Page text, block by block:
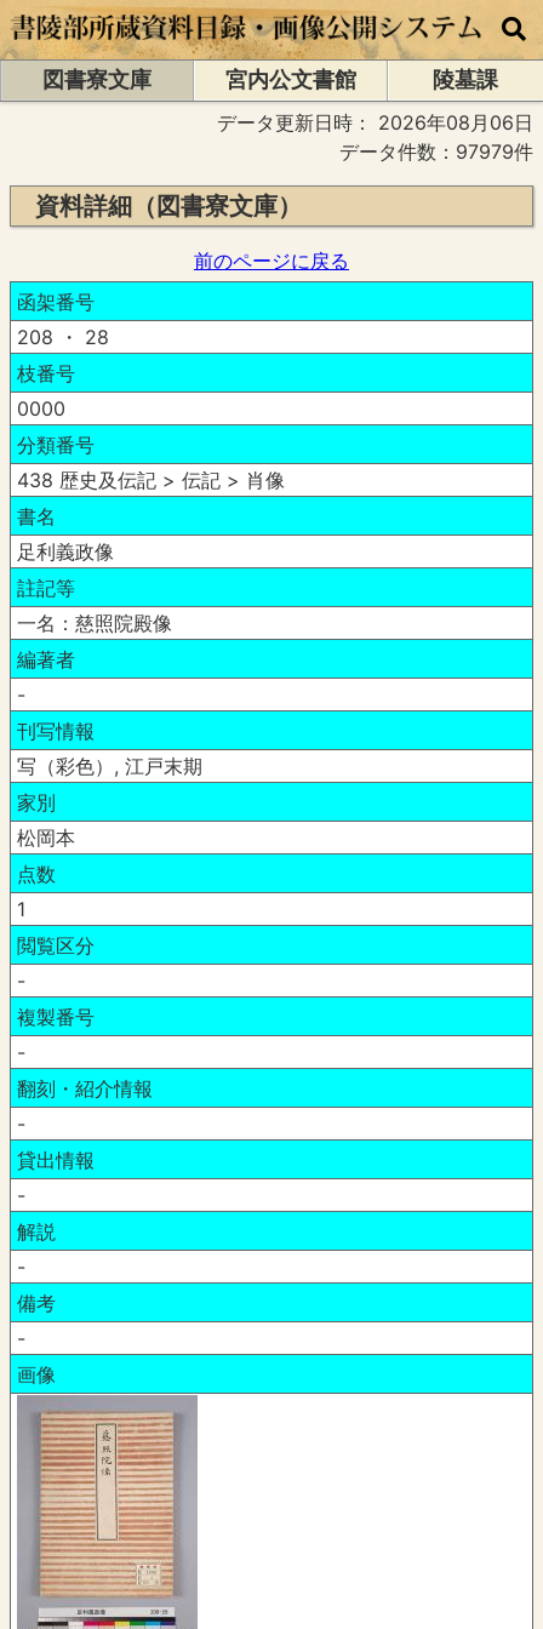
図書寮文庫 宮内公文書館
陵墓課
データ更新日時： 2026年08月06日
データ件数：97979件
資料詳細（図書寮文庫）
前のページに戻る
函架番号
208 ・ 28
枝番号
0000
分類番号
438 歴史及伝記 > 伝記 > 肖像
書名
足利義政像
註記等
一名：慈照院殿像
編著者
-
刊写情報
写（彩色）, 江戸末期
家別
松岡本
点数
1
閲覧区分
-
複製番号
-
翻刻・紹介情報
-
貸出情報
-
解説
-
備考
-
画像